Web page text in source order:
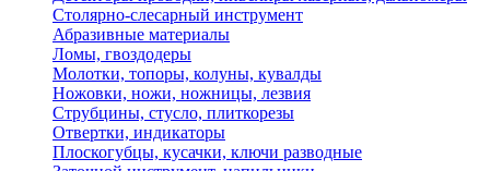
Столярно-слесарный инструмент
Абразивные материалы
Ломы, гвоздодеры
Молотки, топоры, колуны, кувалды
Ножовки, ножи, ножницы, лезвия
Струбцины, стусло, плиткорезы
Отвертки, индикаторы
Плоскогубцы, кусачки, ключи разводные